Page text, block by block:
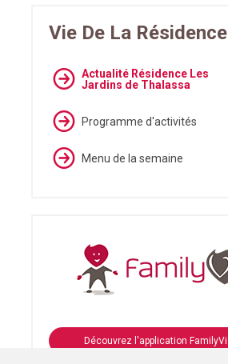
Vie De La Résidence
Actualité Résidence Les
Jardins de Thalassa
Programme d'activités
Menu de la semaine
Découvrez l'application FamilyVi